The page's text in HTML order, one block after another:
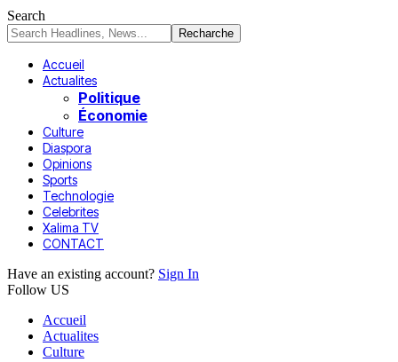
Search
Accueil
Actualites
Politique
Économie
Culture
Diaspora
Opinions
Sports
Technologie
Celebrites
Xalima TV
CONTACT
Have an existing account? Sign In
Follow US
Accueil
Actualites
Culture